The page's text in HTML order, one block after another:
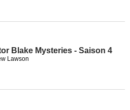
Blake Mysteries - Saison 4
Lawson